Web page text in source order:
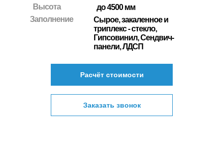
Расчёт стоимости
Заказать звонок
Заполнение
Сырое, закаленное и
триплекс - стекло,
Гипсовинил, Сендвич-
панели, ЛДСП
Высота до 4500 мм